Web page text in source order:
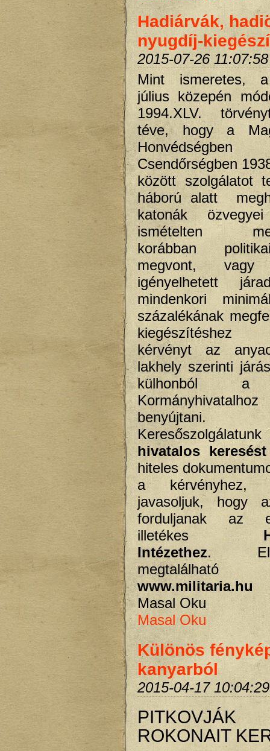
Hadiárvák,
nyugdíj-
2015-07-26 11:07:58
Mint ismeretes,
július közepén
1994.XLV.
téve, hogy a
Csendőrségben
között szolgálatot
háború alatt
katonák
ismételten
korábban
megvont,
igényelhetett
mindenkori
százalékának
kiegészítéshez
kérvényt az
lakhely szerinti
külhonból a
benyújtani.
hivatalos keresést
hiteles
a kérvényhez,
javasoljuk, hogy
forduljanak az
illetékes
Intézethez.
www.militaria.hu
Masal Oku
Masal Oku
Különös
kanyarból
2015-04-17 10:04:29
ROKONAIT